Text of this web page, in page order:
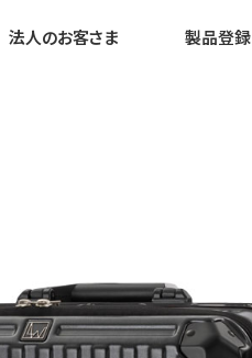
法人のお客さま 製品登録